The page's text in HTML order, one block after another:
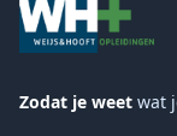
Zodat je weet wat